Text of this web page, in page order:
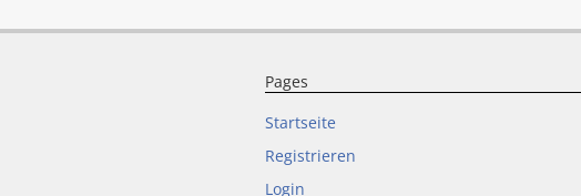
Pages
Startseite
Registrieren
Login